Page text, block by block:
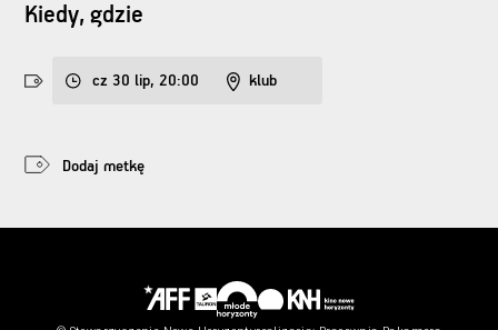
Kiedy, gdzie
cz 30 lip, 20:00 klub
Dodaj metkę